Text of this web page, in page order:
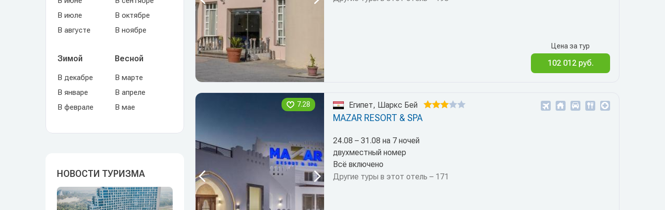
В июле
В августе
В октябре
В ноябре
Зимой
В декабре
В январе
В феврале
Весной
В марте
В апреле
В мае
НОВОСТИ ТУРИЗМА
Цена за тур
102 012 руб.
7.28 Египет, Шаркс Бей
MAZAR RESORT & SPA
24.08 – 31.08 на 7 ночей
двухместный номер
Всё включено
Другие туры в этот отель – 171